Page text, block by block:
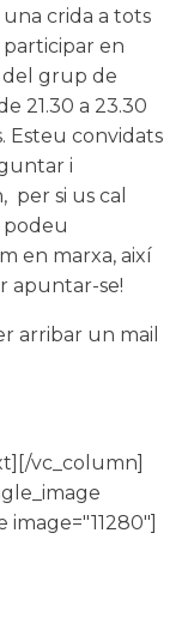
una crida a tots
en
del grup de
21.30 a 23.30
Esteu convidats
i
per si us cal
podeu
en marxa, així
apuntar-se!
arribar un mail
vc_column]
image="11280"]